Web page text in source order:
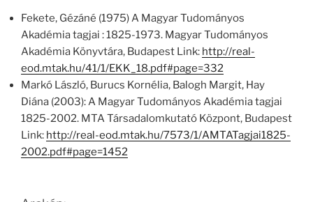
Fekete, Gézáné (1975) A Magyar Tudományos
Akadémia tagjai : 1825-1973. Magyar Tudományos
Akadémia Könyvtára, Budapest Link: http://real-
eod.mtak.hu/41/1/EKK_18.pdf#page=332
Markó László, Burucs Kornélia, Balogh Margit, Hay
Diána (2003): A Magyar Tudományos Akadémia tagjai
1825-2002. MTA Társadalomkutató Központ, Budapest
Link: http://real-eod.mtak.hu/7573/1/AMTATagjai1825-
2002.pdf#page=1452